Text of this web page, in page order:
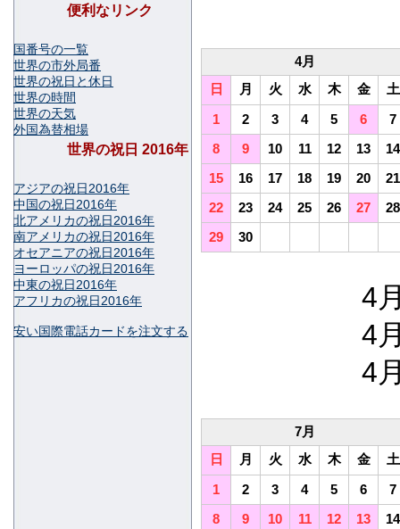
4月
日
月 火 水 木 金
土
1
2 3 4 5 6
7
8
9 10 11 12 13
14
15
16 17 18 19 20
21
22
23 24 25 26 27
28
29
30
4
4
4
7月
日
月 火 水 木 金
土
1
2 3 4 5 6
7
8
9 10 11 12 13
14
便利なリンク
国番号の一覧
世界の市外局番
世界の祝日と休日
世界の時間
世界の天気
外国為替相場
世界の祝日 2016年
アジアの祝日2016年
中国の祝日2016年
北アメリカの祝日2016年
南アメリカの祝日2016年
オセアニアの祝日2016年
ヨーロッパの祝日2016年
中東の祝日2016年
アフリカの祝日2016年
安い国際電話カードを注文する